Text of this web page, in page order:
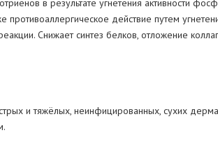
в результате угнетения активности
действие путем
Снижает синтез белков, отложение
и тяжёлых, неинфицированных, сухих